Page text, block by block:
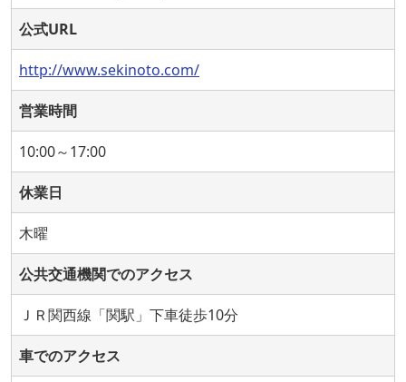
公式URL
http://www.sekinoto.com/
営業時間
10:00～17:00
休業日
木曜
公共交通機関でのアクセス
ＪＲ関西線「関駅」下車徒歩10分
車でのアクセス